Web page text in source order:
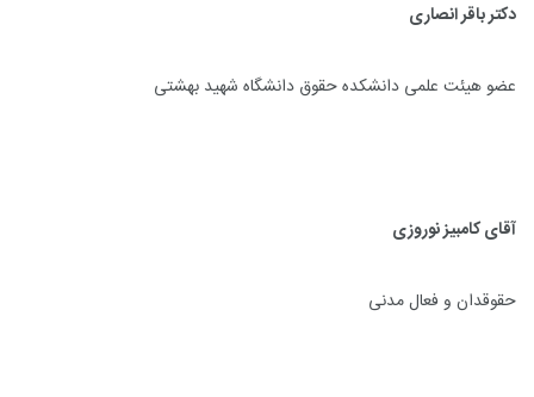
دکتر باقر انصاری
عضو هیئت علمی دانشکده حقوق دانشگاه شهید بهشتی
آقای کامبیز نوروزی
حقوقدان و فعال مدنی